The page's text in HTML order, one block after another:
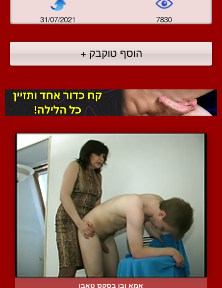
31/07/2021 7830
הוסף טוקבק +
אמא ובן בסקס טאבו